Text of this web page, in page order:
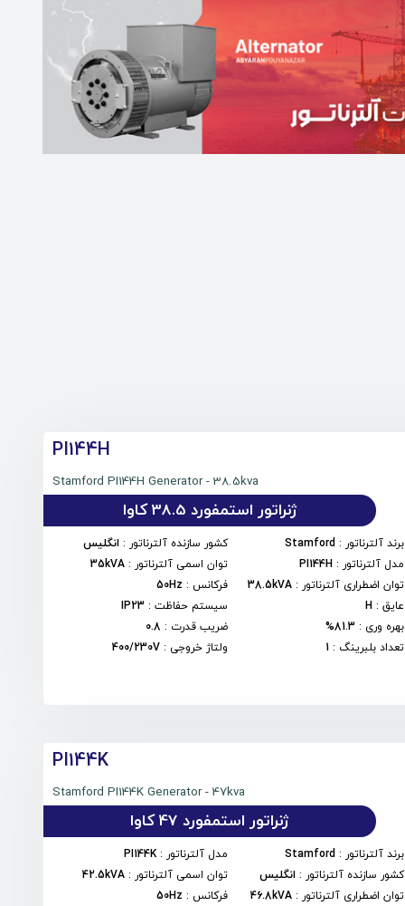
PI144H
Stamford PI144H Generator - 38.5kva
ژنراتور استمفورد 38.5 کاوا
برند آلترناتور :
Stamford کشور سازنده آلترناتور : انگلیس
مدل آلترناتور :
PI144H توان اسمی آلترناتور :
35kVA
توان اضطراری آلترناتور :
38.5kVA فرکانس :
50Hz
عایق :
H سیستم حفاظت:
IP23
بهره وری :
81.3% ضریب قدرت :
0.8
تعداد بلبرینگ :
1 ولتاژ خروجی :
400/230V
PI144K
Stamford PI144K Generator - 47kva
ژنراتور استمفورد 47 کاوا
برند آلترناتور :
Stamford مدل آلترناتور :
PI144K
کشور سازنده آلترناتور : انگلیس توان اسمی آلترناتور :
42.5kVA
توان اضطراری آلترناتور :
46.8kVA فرکانس :
50Hz